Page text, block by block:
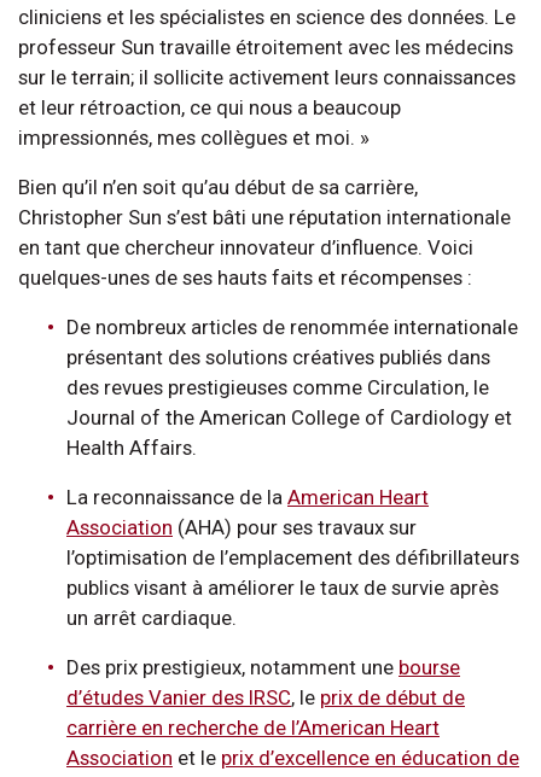
cliniciens et les spécialistes en science des données. Le
professeur Sun travaille étroitement avec les médecins
sur le terrain; il sollicite activement leurs connaissances
et leur rétroaction, ce qui nous a beaucoup
impressionnés, mes collègues et moi. »
Bien qu’il n’en soit qu’au début de sa carrière,
Christopher Sun s’est bâti une réputation internationale
en tant que chercheur innovateur d’influence. Voici
quelques-unes de ses hauts faits et récompenses :
De nombreux articles de renommée internationale
présentant des solutions créatives publiés dans
des revues prestigieuses comme Circulation, le
Journal of the American College of Cardiology et
Health Affairs.
La reconnaissance de la American Heart
Association (AHA) pour ses travaux sur
l’optimisation de l’emplacement des défibrillateurs
publics visant à améliorer le taux de survie après
un arrêt cardiaque.
Des prix prestigieux, notamment une bourse
d’études Vanier des IRSC, le prix de début de
carrière en recherche de l’American Heart
Association et le prix d’excellence en éducation de